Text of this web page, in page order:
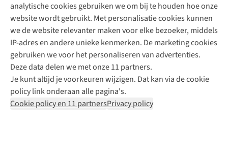
analytische cookies gebruiken we om bij te houden hoe onze
website wordt gebruikt. Met personalisatie cookies kunnen
we de website relevanter maken voor elke bezoeker, middels
IP-adres en andere unieke kenmerken. De marketing cookies
gebruiken we voor het personaliseren van advertenties.
Deze data delen we met onze 11 partners.
Je kunt altijd je voorkeuren wijzigen. Dat kan via de cookie
policy link onderaan alle pagina's.
Cookie policy en 11 partnersPrivacy policy
Contactformulier